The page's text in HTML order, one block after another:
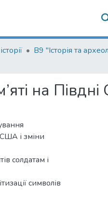
В9 "Історія та
на
США і зміни
солдатам і
символів